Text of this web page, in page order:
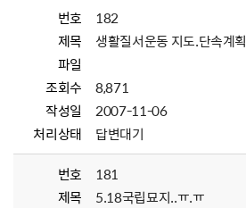
번호
182
제목
생활질서운동 지도.단속계획
파일
조회수
8,871
작성일
2007-11-06
처리상태
답변대기
번호
181
제목
5.18국립묘지..ㅠ.ㅠ